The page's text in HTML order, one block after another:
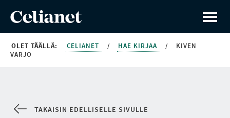
OLET TÄÄLLÄ: CELIANET / HAE KIRJAA /
KIVEN
VARJO
TAKAISIN EDELLISELLE SIVULLE